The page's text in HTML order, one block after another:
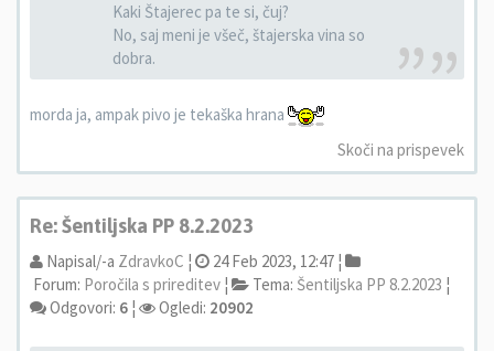
Kaki Štajerec pa te si, čuj?
No, saj meni je všeč, štajerska vina so
dobra.
morda ja, ampak pivo je tekaška hrana
Skoči na prispevek
Re: Šentiljska PP 8.2.2023
Napisal/-a ZdravkoC ¦
24 Feb 2023, 12:47 ¦
Forum: Poročila s prireditev ¦ Tema: Šentiljska PP 8.2.2023 ¦
Odgovori: 6 ¦ Ogledi: 20902